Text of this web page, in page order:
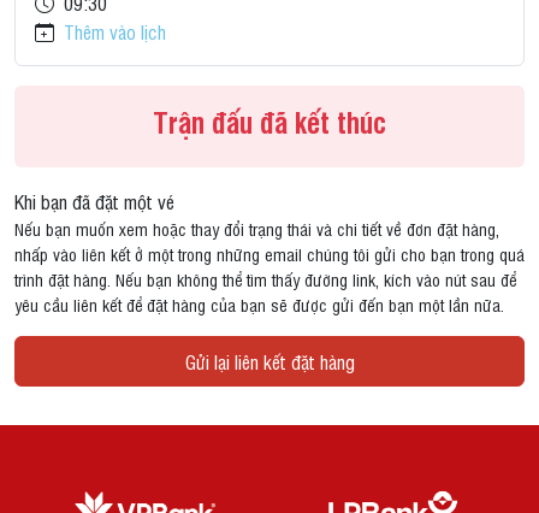
Thêm vào lịch
Trận đấu đã kết thúc
Khi bạn đã đặt một vé
Nếu bạn muốn xem hoặc thay đổi trạng thái và chi tiết về đơn đặt hàng,
nhấp vào liên kết ở một trong những email chúng tôi gửi cho bạn trong quá
trình đặt hàng. Nếu bạn không thể tìm thấy đường link, kích vào nút sau để
yêu cầu liên kết để đặt hàng của bạn sẽ được gửi đến bạn một lần nữa.
Gửi lại liên kết đặt hàng